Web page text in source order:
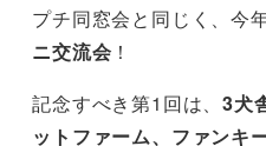
プチ同窓会と同じく、今
ニ交流会 ！
記念すべき第1回は、3犬
ットファーム、ファンキ